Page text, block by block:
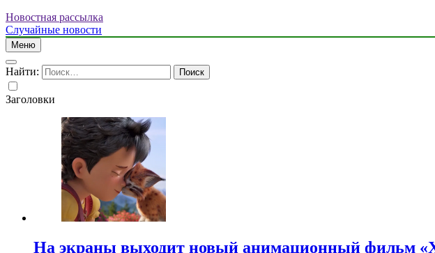
Новостная рассылка
Случайные новости
Меню
Найти:
Заголовки
На экраны выходит новый анимационный фильм